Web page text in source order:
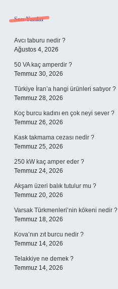
Son Yazılar
Avcı taburu nedir ?
Ağustos 4, 2026
50 VA kaç amperdir ?
Temmuz 30, 2026
Türkiye İran’a hangi ürünleri satıyor ?
Temmuz 28, 2026
Koç burcu kadını en çok neyi sever ?
Temmuz 26, 2026
Kask takmama cezası nedir ?
Temmuz 25, 2026
250 kW kaç amper eder ?
Temmuz 24, 2026
Akşam üzeri balık tutulur mu ?
Temmuz 20, 2026
Varsak Türkmenleri’nin kökeni nedir ?
Temmuz 18, 2026
Kova’nın zıt burcu nedir ?
Temmuz 14, 2026
Telakkiye ne demek ?
Temmuz 14, 2026